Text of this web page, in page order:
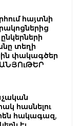
հայտնի
տեղի
փակագծեր
հասնելու
հակագազ,